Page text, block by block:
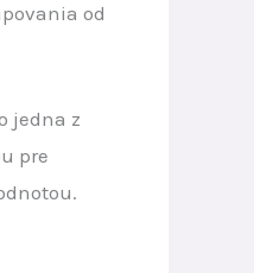
od
jedna z
pre